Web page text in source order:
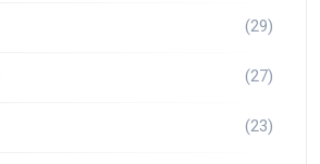
(29)
(27)
(23)